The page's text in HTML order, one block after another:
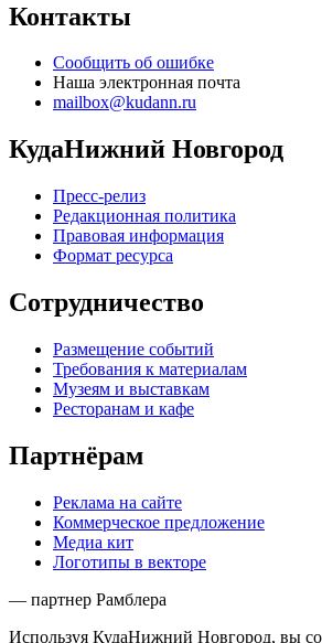
Контакты
Сообщить об ошибке
Наша электронная почта
mailbox@kudann.ru
КудаНижний Новгород
Пресс-релиз
Редакционная политика
Правовая информация
Формат ресурса
Сотрудничество
Размещение событий
Требования к материалам
Музеям и выставкам
Ресторанам и кафе
Партнёрам
Реклама на сайте
Коммерческое предложение
Медиа кит
Логотипы в векторе
— партнер Рамблера
Используя КудаНижний Новгород, вы